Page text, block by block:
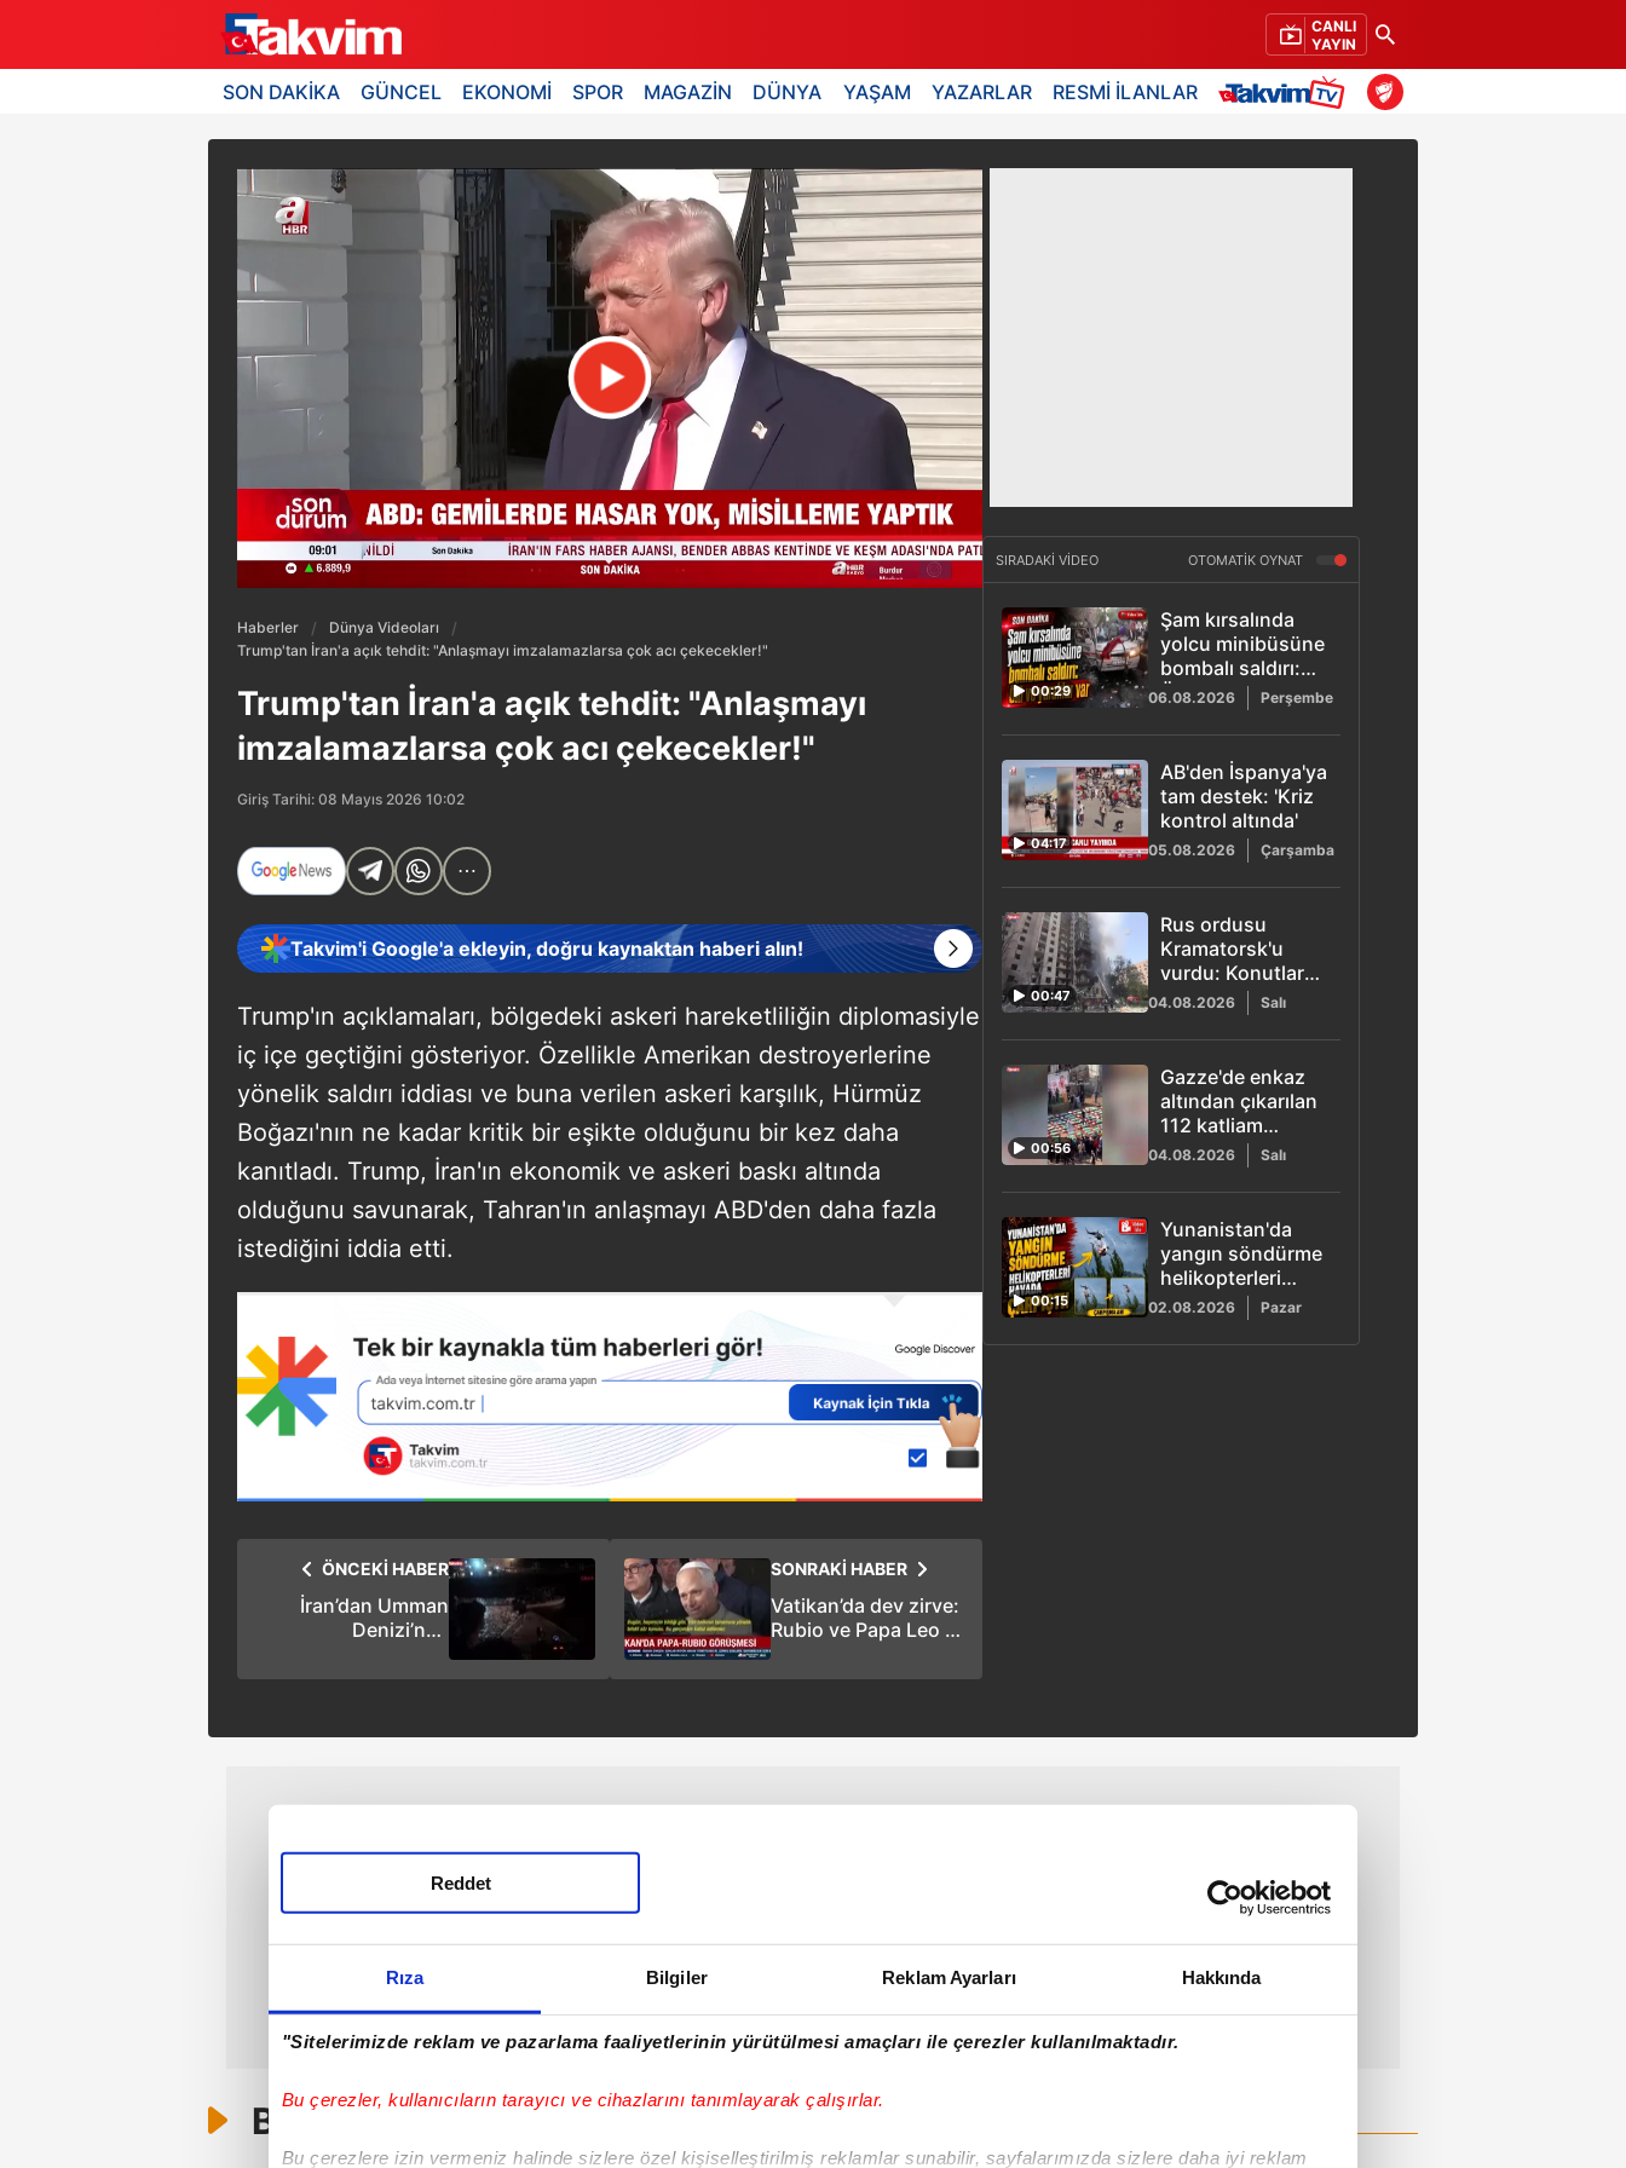
Rıza Bilgiler Reklam Ayarları Hakkında
"Sitelerimizde reklam ve pazarlama faaliyetlerinin yürütülmesi amaçları ile çerezler kullanılmaktadır.
Bu çerezler, kullanıcıların tarayıcı ve cihazlarını tanımlayarak çalışırlar.
Bu çerezlere izin vermeniz halinde sizlere özel kişiselleştirilmiş reklamlar sunabilir, sayfalarımızda sizlere daha iyi reklam
Reddet
CANLI
YAYIN
SON DAKİKA GÜNCEL EKONOMİ SPOR MAGAZİN DÜNYA YAŞAM YAZARLAR RESMİ İLANLAR
Haberler
Dünya Videoları
Trump'tan İran'a açık tehdit: "Anlaşmayı imzalamazlarsa çok acı çekecekler!"
Trump'tan İran'a açık tehdit: "Anlaşmayı
imzalamazlarsa çok acı çekecekler!"
Giriş Tarihi: 08 Mayıs 2026 10:02
Takvim'i Google'a ekleyin, doğru kaynaktan haberi alın!
Trump'ın açıklamaları, bölgedeki askeri hareketliliğin diplomasiyle
iç içe geçtiğini gösteriyor. Özellikle Amerikan destroyerlerine
yönelik saldırı iddiası ve buna verilen askeri karşılık, Hürmüz
Boğazı'nın ne kadar kritik bir eşikte olduğunu bir kez daha
kanıtladı. Trump, İran'ın ekonomik ve askeri baskı altında
olduğunu savunarak, Tahran'ın anlaşmayı ABD'den daha fazla
istediğini iddia etti.
SONRAKİ HABER
Vatikan’da dev zirve:
Rubio ve Papa Leo ne
ÖNCEKİ HABER
İran’dan Umman
Denizi’nde
Koi' tankerine el
SIRADAKİ VİDEO OTOMATİK OYNAT
00:29
Şam kırsalında
yolcu minibüsüne
bombalı saldırı:
Ölü ve yaralılar
06.08.2026 Perşembe
04:17
AB'den İspanya'ya
tam destek: 'Kriz
kontrol altında'
05.08.2026 Çarşamba
00:47
Rus ordusu
Kramatorsk'u
vurdu: Konutlarda
yangın çıktı
04.08.2026 Salı
00:56
Gazze'de enkaz
altından çıkarılan
112 katliam
mağduru için
toplu tören
düzenlendi
04.08.2026 Salı
00:15
Yunanistan'da
yangın söndürme
helikopterleri
havada çarpıştı:
kamerada!
02.08.2026 Pazar
Bunlar da Var